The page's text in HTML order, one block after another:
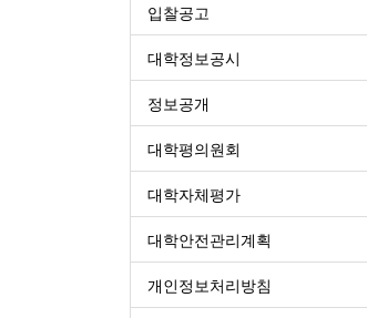
입찰공고
대학정보공시
정보공개
대학평의원회
대학자체평가
대학안전관리계획
개인정보처리방침